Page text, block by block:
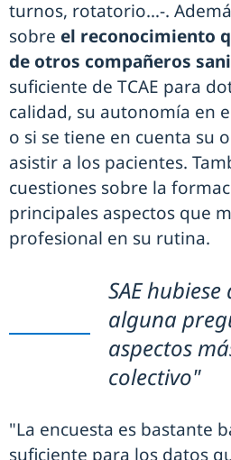
turnos, rotatorio…-.
sobre el reconocimiento
de otros compañeros
suficiente de TCAE para
calidad, su autonomía en
o si se tiene en cuenta su
asistir a los pacientes.
cuestiones sobre la
principales aspectos que
profesional en su rutina.
SAE
alguna
aspectos
colectivo"
"La encuesta es bastante
suficiente para los datos